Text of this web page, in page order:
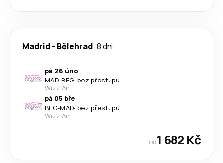
Madrid- Bělehrad 8 dni
pá 26 úno
MAD-BEG· bez přestupu
Wizz Air
pá 05 bře
BEG-MAD· bez přestupu
Wizz Air
od1 682 Kč